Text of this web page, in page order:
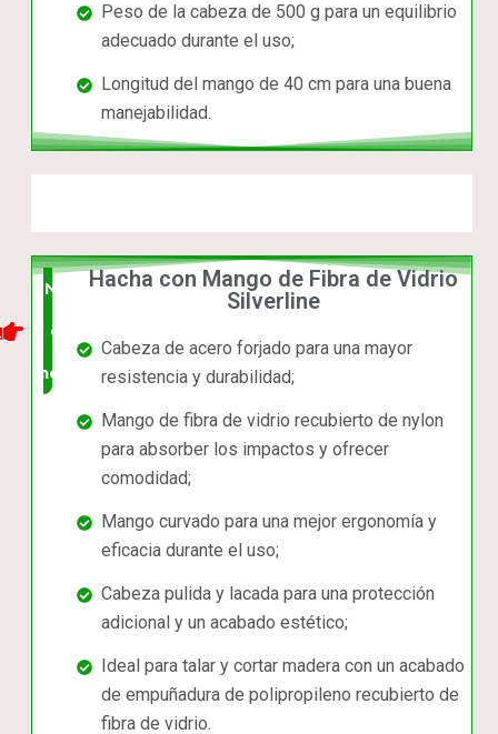
Peso de la cabeza de 500 g para un equilibrio
adecuado durante el uso;
Longitud del mango de 40 cm para una buena
manejabilidad.
Nuevo
en el
mercado
Hacha con Mango de Fibra de Vidrio
Silverline
Cabeza de acero forjado para una mayor
resistencia y durabilidad;
Mango de fibra de vidrio recubierto de nylon
para absorber los impactos y ofrecer
comodidad;
Mango curvado para una mejor ergonomía y
eficacia durante el uso;
Cabeza pulida y lacada para una protección
adicional y un acabado estético;
Ideal para talar y cortar madera con un acabado
de empuñadura de polipropileno recubierto de
fibra de vidrio.